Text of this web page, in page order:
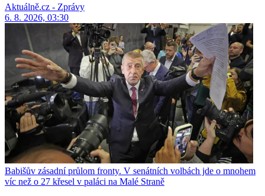
Aktuálně.cz - Zprávy
6. 8. 2026, 03:30
Babišův zásadní průlom fronty. V senátních volbách jde o mnohem
víc než o 27 křesel v paláci na Malé Straně